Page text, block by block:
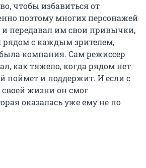
чтобы избавиться от
поэтому многих персонажей
и передавал им свои привычки,
рядом с каждым зрителем,
компания. Сам режиссер
как тяжело, когда рядом нет
поймет и поддержит. И если с
жизни он смог
оказалась уже ему не по